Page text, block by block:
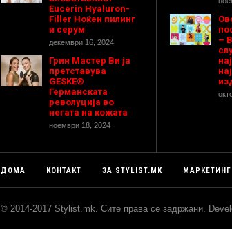
Eucerin Hyaluron-
Filler Ноќен пилинг
и серум
декември 16, 2024
Грин Мастер Ви ја
претставува
GESKE®
Германската
револуција во
негата на кожата
ноември 18, 2024
–
ДОМА КОНТАКТ ЗА STYLIST.MK МАРКЕТИНГ
© 2014-2017 Stylist.mk. Сите права се задржани.